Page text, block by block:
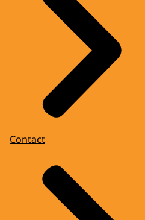
Contact